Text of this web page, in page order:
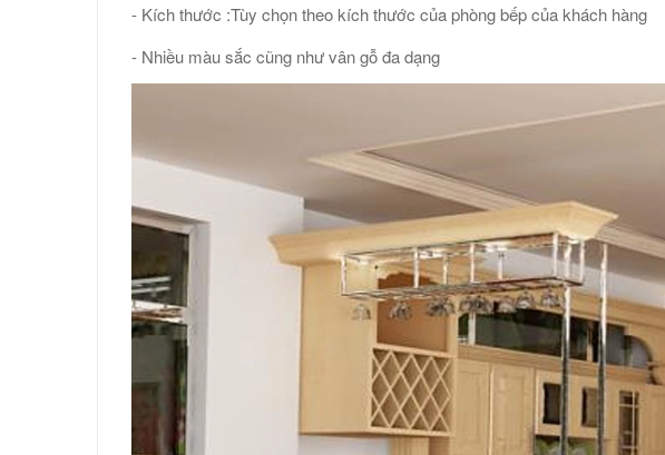
- Kích thước :Tùy chọn theo kích thước của phòng bếp của khách hàng
- Nhiều màu sắc cũng như vân gỗ đa dạng